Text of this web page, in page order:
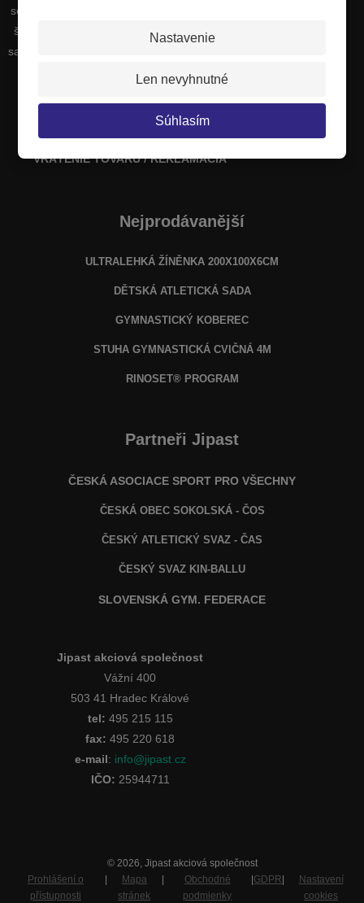
Nastavenie
Len nevyhnutné
Súhlasím
sortimentu športových potrieb. Naša výroba sa
špecializuje najmä na dopadové plochy, ktoré
sa používajú všade tam, kde hrozí riziko pádu z
výšky alebo pádu pri vysokej rýchlosti.
Certifikáty
Informácie o výrobe
VRÁTENIE TOVARU / REKLAMÁCIA
Nejprodávanější
ULTRALEHKÁ ŽÍNĚNKA 200X100X6CM
DĚTSKÁ ATLETICKÁ SADA
GYMNASTICKÝ KOBEREC
STUHA GYMNASTICKÁ CVIČNÁ 4M
RINOSET® PROGRAM
Partneři Jipast
ČESKÁ ASOCIACE SPORT PRO VŠECHNY
ČESKÁ OBEC SOKOLSKÁ - ČOS
ČESKÝ ATLETICKÝ SVAZ - ČAS
ČESKÝ SVAZ KIN-BALLU
SLOVENSKÁ GYM. FEDERACE
Jipast akciová společnost
Vážní 400
503 41 Hradec Králové
tel: 495 215 115
fax: 495 220 618
e-mail: info@jipast.cz
IČO: 25944711
© 2026, Jipast akciová společnost
Prohlášení o
přístupnosti
Mapa
stránek
Obchodné
podmienky
GDPR
Nastavení
cookies